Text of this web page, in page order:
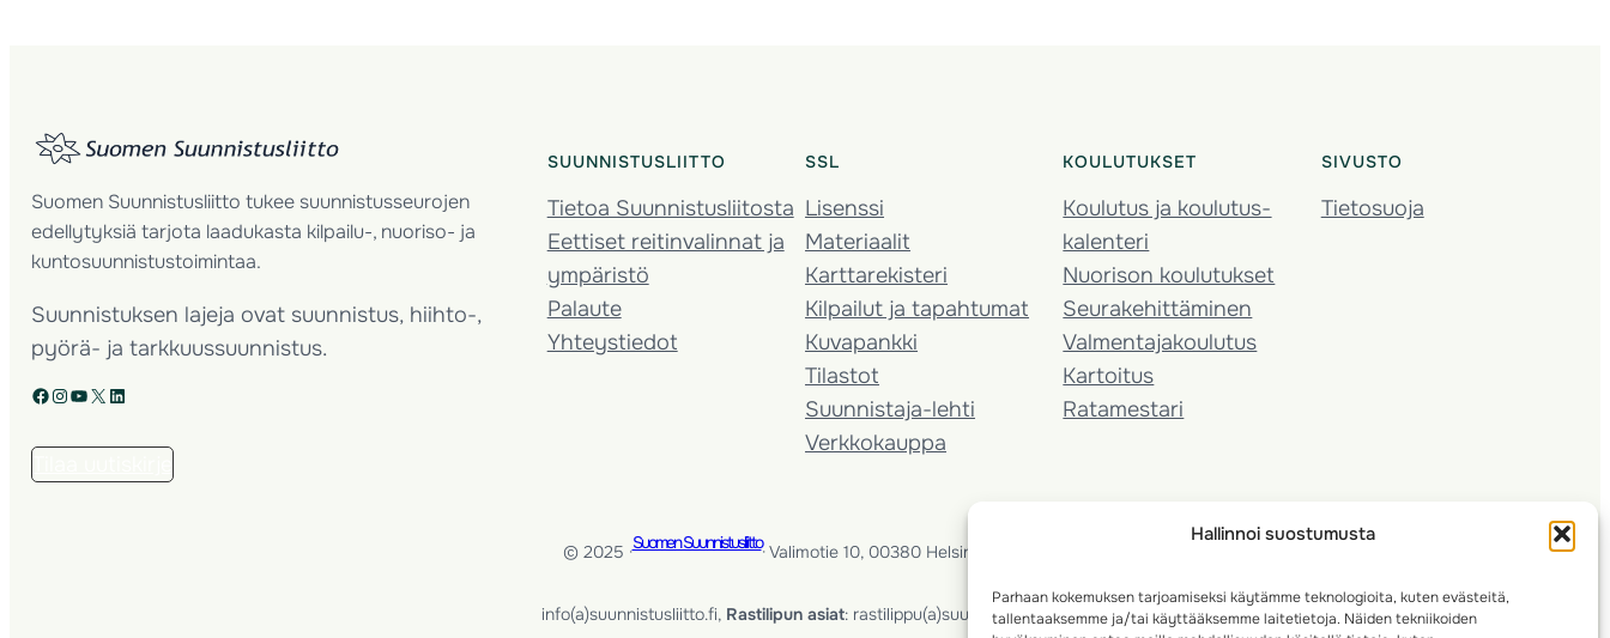
Hallinnoi suostumusta
Parhaan kokemuksen tarjoamiseksi käytämme teknologioita, kuten evästeitä,
tallentaaksemme ja/tai käyttääksemme laitetietoja. Näiden tekniikoiden
Suomen Suunnistusliitto tukee suunnistusseurojen
edellytyksiä tarjota laadukasta kilpailu-, nuoriso- ja
kuntosuunnistustoimintaa.
Suunnistuksen lajeja ovat suunnistus, hiihto-,
pyörä- ja tarkkuussuunnistus.
Facebook Instagram YouTube X LinkedIn
SUUNNISTUSLIITTO
Tietoa Suunnistusliitosta
Eettiset reitinvalinnat ja
ympäristö
Palaute
Yhteystiedot
SSL
Lisenssi
Materiaalit
Karttarekisteri
Kilpailut ja tapahtumat
Kuvapankki
Tilastot
Suunnistaja-lehti
Verkkokauppa
KOULUTUKSET
Koulutus ja koulutus­
kalenteri
Nuorison koulutukset
Seura­kehittäminen
Valmentaja­koulutus
Kartoitus
Ratamestari
SIVUSTO
Tietosuoja
© 2025 ·Suomen Suunnistusliitto· Valimotie 10, 00380 Helsinki, Finland
info(a)suunnistusliitto.fi, Rastilipun asiat: rastilippu(a)suunnistusliitto.fi